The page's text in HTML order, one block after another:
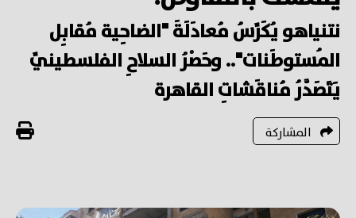
نتنياهو يُكَرِّسُ مُعادَلَةَ "الضاحِية مُقابِل
المُستوطَنات".. وحَصْرُ السلاحِ الفلسطينيِّ
يَتَصَدَّرُ مُناقَشاتِ القاهرة
المشاركة